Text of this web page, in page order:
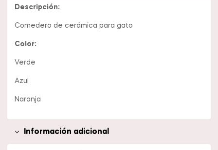
Descripción:
Comedero de cerámica para gato
Color:
Verde
Azul
Naranja
Información adicional